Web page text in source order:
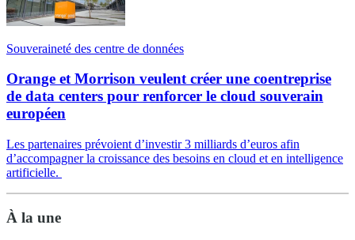
Souveraineté des centre de données
Orange et Morrison veulent créer une coentreprise
de data centers pour renforcer le cloud souverain
européen
Les partenaires prévoient d’investir 3 milliards d’euros afin
d’accompagner la croissance des besoins en cloud et en intelligence
artificielle.
À la une